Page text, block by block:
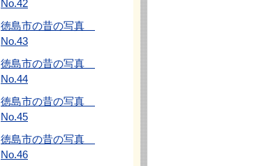
No.42
徳島市の昔の写真
No.43
徳島市の昔の写真
No.44
徳島市の昔の写真
No.45
徳島市の昔の写真
No.46